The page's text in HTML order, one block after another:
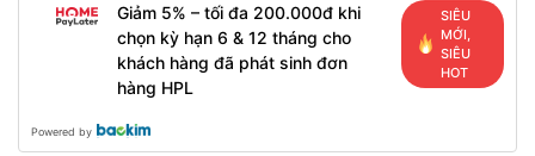
Giảm 5% – tối đa 200.000đ khi
chọn kỳ hạn 6 & 12 tháng cho
khách hàng đã phát sinh đơn
hàng HPL
SIÊU
MỚI,
SIÊU
HOT
Powered by